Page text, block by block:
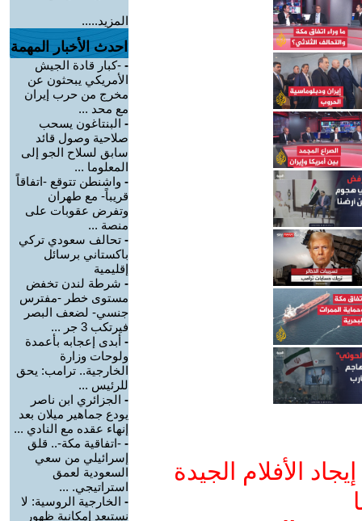
الأفلام الجيدة
المزيد.....
احدث الأخبار المهمة
- -كبار قادة الجيش
الأمريكي يبحثون عن
مخرج من حرب إيران
مع محد ...
- البنتاغون يسحب
صلاحية وصول قائد
سابق لسلاح الجو إلى
المعلوما ...
- واشنطن تتوقع -اتفاقاً
قريباً- مع طهران
وتفرض عقوبات على
منصة ...
- تحالف سعودي تركي
باكستاني برسائل
إقليمية
- شرطة لندن تخفض
مستوى خطر -مفترس
جنسي- لضعف البصر
فيرتكب 3 جر ...
- أبدى إعجابه بأعمدة
ولوحات وزارة
الخارجية.. ترامب: يحق
للرئيس ...
- الجزائري ابن ناصر
يودع جماهير ميلان بعد
إنهاء عقده مع النادي ...
- -اتفاقية مكة-.. قلق
إسرائيلي من سعي
السعودية لعمق
استراتيجي. ...
- الخارجية الروسية: لا
نستبعد إمكانية ظهور